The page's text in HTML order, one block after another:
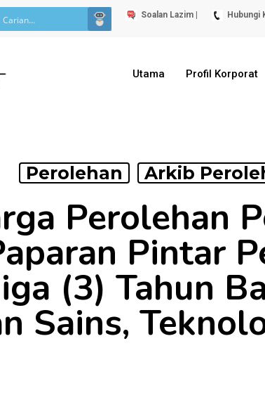
Soalan Lazim | Hubungi
Utama Profil Korporat
Perolehan Arkib
Perolehan
Pintar
(3) Tahun
Sains,